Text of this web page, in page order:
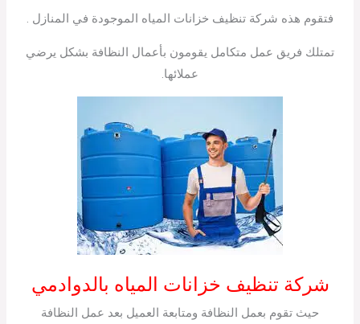
فتقوم هذه شركة تنظيف خزانات المياه الموجودة في المنازل .
تمتلك فريق عمل متكامل يقومون بأعمال النظافة بشكل يرضي
عملائها.
شركة تنظيف خزانات المياه بالدوادمي
حيث تقوم بعمل النظافة ومتابعة العميل بعد عمل النظافة